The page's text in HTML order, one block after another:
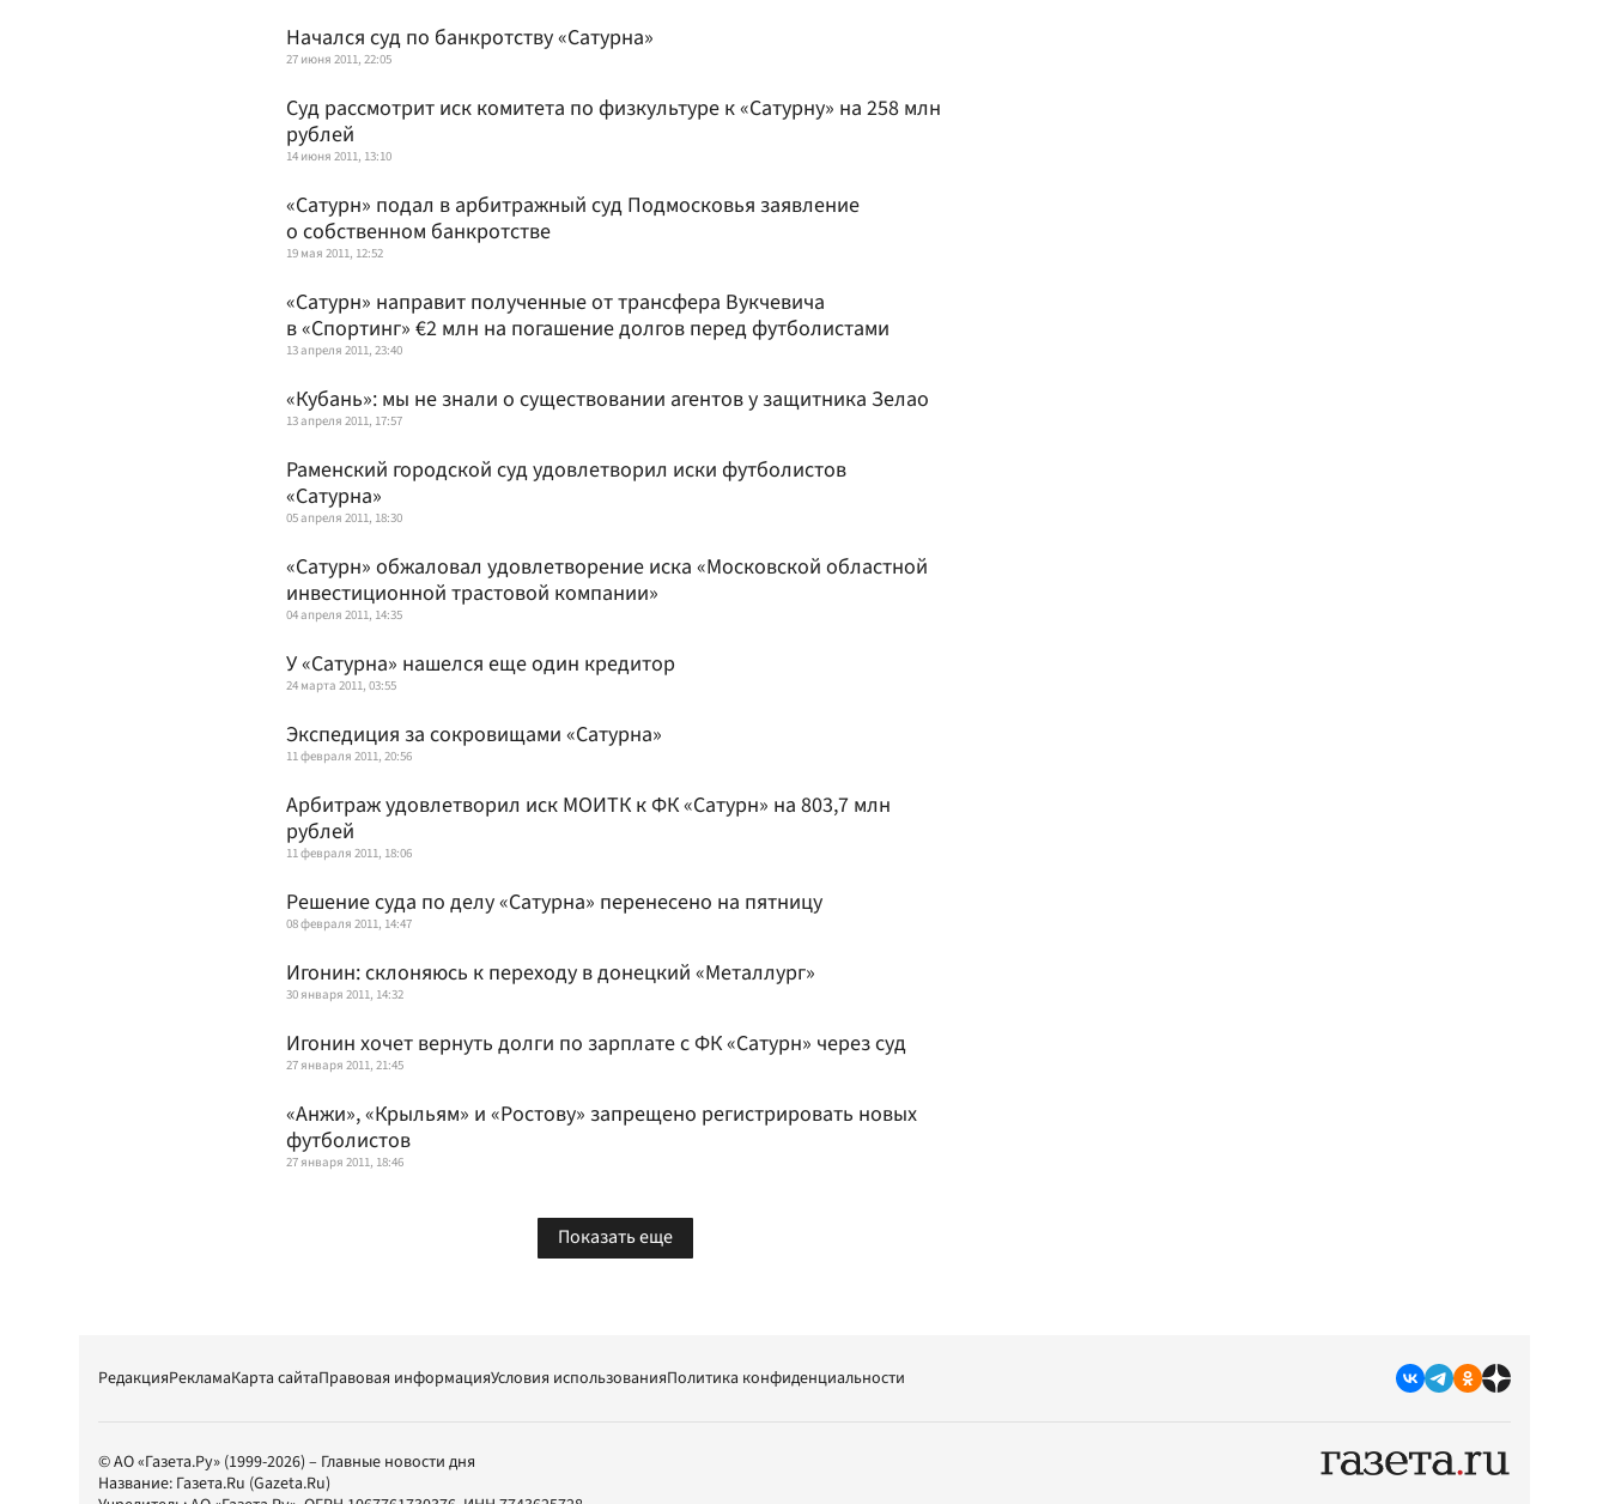
Начался суд по банкротству «Сатурна»
27 июня 2011, 22:05
Суд рассмотрит иск комитета по физкультуре к «Сатурну» на 258 млн
рублей
14 июня 2011, 13:10
«Сатурн» подал в арбитражный суд Подмосковья заявление
о собственном банкротстве
19 мая 2011, 12:52
«Сатурн» направит полученные от трансфера Вукчевича
в «Спортинг» €2 млн на погашение долгов перед футболистами
13 апреля 2011, 23:40
«Кубань»: мы не знали о существовании агентов у защитника Зелао
13 апреля 2011, 17:57
Раменский городской суд удовлетворил иски футболистов
«Сатурна»
05 апреля 2011, 18:30
«Сатурн» обжаловал удовлетворение иска «Московской областной
инвестиционной трастовой компании»
04 апреля 2011, 14:35
У «Сатурна» нашелся еще один кредитор
24 марта 2011, 03:55
Экспедиция за сокровищами «Сатурна»
11 февраля 2011, 20:56
Арбитраж удовлетворил иск МОИТК к ФК «Сатурн» на 803,7 млн
рублей
11 февраля 2011, 18:06
Решение суда по делу «Сатурна» перенесено на пятницу
08 февраля 2011, 14:47
Игонин: склоняюсь к переходу в донецкий «Металлург»
30 января 2011, 14:32
Игонин хочет вернуть долги по зарплате с ФК «Сатурн» через суд
27 января 2011, 21:45
«Анжи», «Крыльям» и «Ростову» запрещено регистрировать новых
футболистов
27 января 2011, 18:46
Показать еще
РедакцияРекламаКарта сайтаПравовая информацияУсловия использованияПолитика конфиденциальности
© АО «Газета.Ру» (1999-2026) – Главные новости дня
Название: Газета.Ru (Gazeta.Ru)